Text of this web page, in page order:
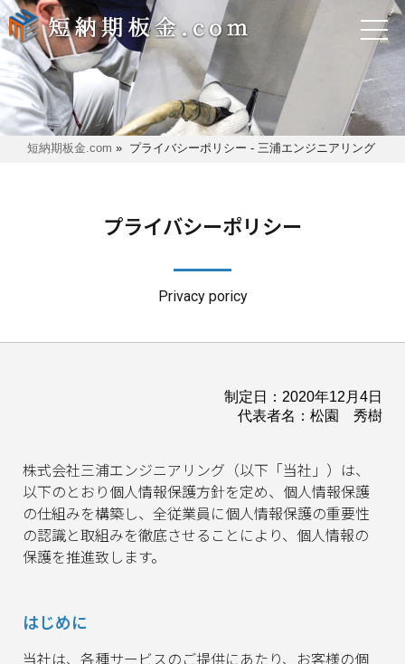
短納期板金.com » プライバシーポリシー - 三浦エンジニアリング
プライバシーポリシー
Privacy poricy
制定日：2020年12月4日
代表者名：松園 秀樹
株式会社三浦エンジニアリング（以下「当社」）は、
以下のとおり個人情報保護方針を定め、個人情報保護
の仕組みを構築し、全従業員に個人情報保護の重要性
の認識と取組みを徹底させることにより、個人情報の
保護を推進致します。
はじめに
当社は、各種サービスのご提供にあたり、お客様の個